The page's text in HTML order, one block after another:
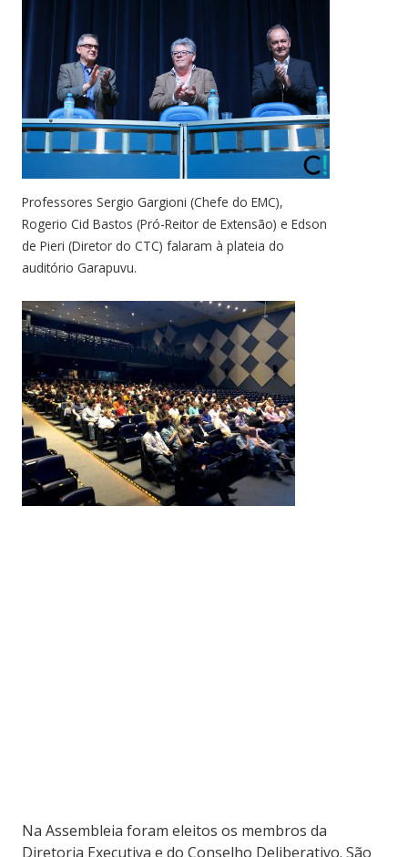
Professores Sergio Gargioni (Chefe do EMC),
Rogerio Cid Bastos (Pró-Reitor de Extensão) e Edson
de Pieri (Diretor do CTC) falaram à plateia do
auditório Garapuvu.
Na Assembleia foram eleitos os membros da
Diretoria Executiva e do Conselho Deliberativo. São